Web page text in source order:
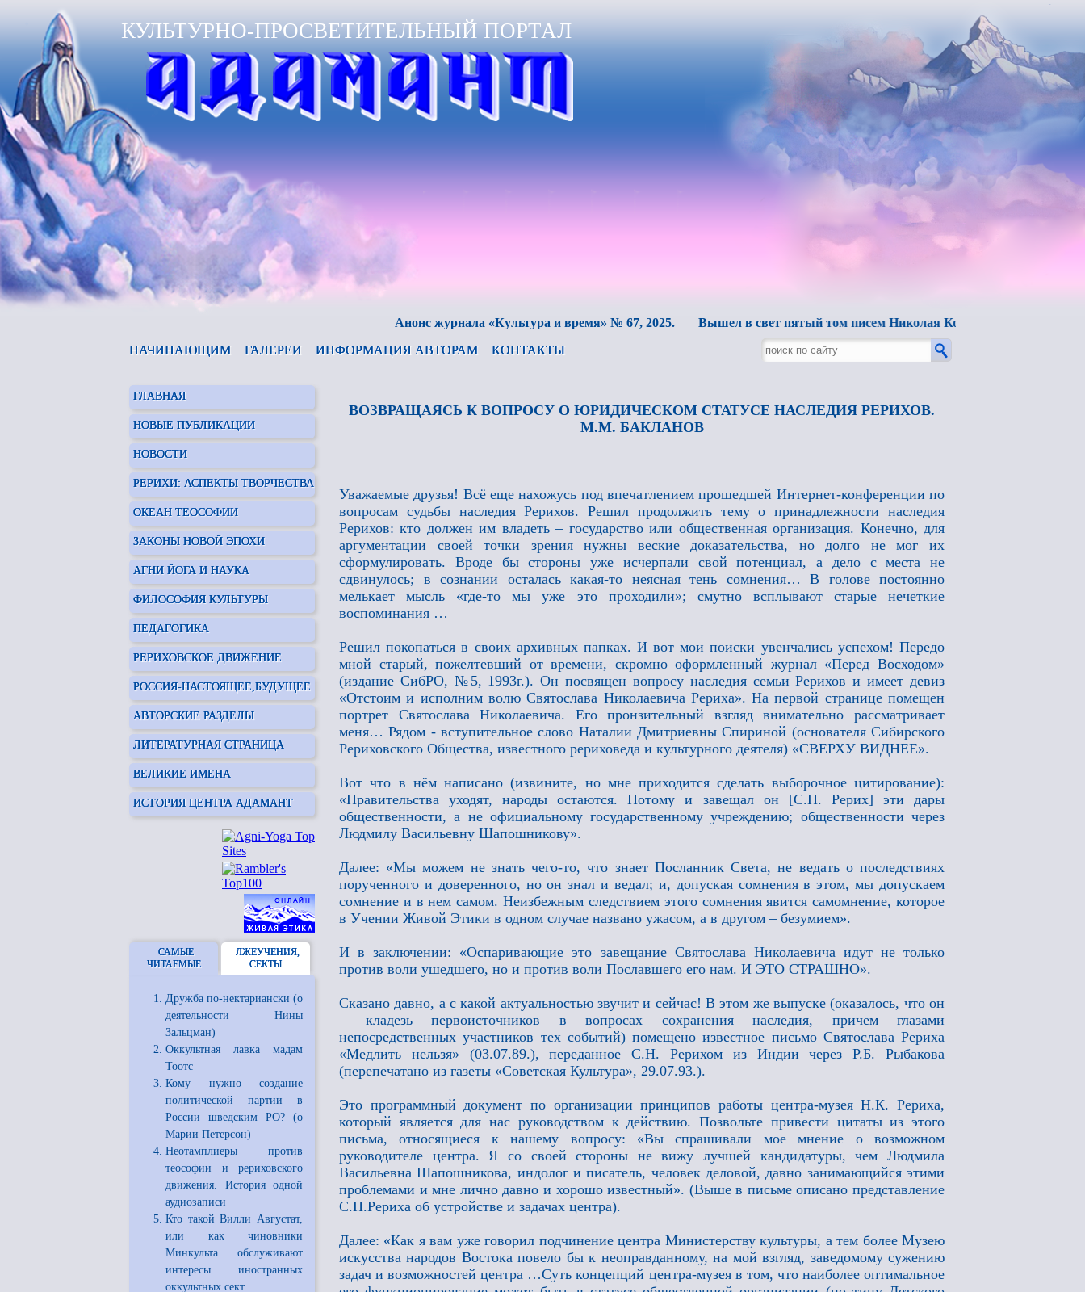
КУЛЬТУРНО-ПРОСВЕТИТЕЛЬНЫЙ ПОРТАЛ
Анонс журнала «Культура и время» № 67, 2025. Вышел в свет пятый том писем Николая Константиновича Рериха.
НАЧИНАЮЩИМ ГАЛЕРЕИ ИНФОРМАЦИЯ АВТОРАМ КОНТАКТЫ
ГЛАВНАЯ
НОВЫЕ ПУБЛИКАЦИИ
НОВОСТИ
РЕРИХИ: АСПЕКТЫ ТВОРЧЕСТВА
ОКЕАН ТЕОСОФИИ
ЗАКОНЫ НОВОЙ ЭПОХИ
АГНИ ЙОГА И НАУКА
ФИЛОСОФИЯ КУЛЬТУРЫ
ПЕДАГОГИКА
РЕРИХОВСКОЕ ДВИЖЕНИЕ
РОССИЯ-НАСТОЯЩЕЕ,БУДУЩЕЕ
АВТОРСКИЕ РАЗДЕЛЫ
ЛИТЕРАТУРНАЯ СТРАНИЦА
ВЕЛИКИЕ ИМЕНА
ИСТОРИЯ ЦЕНТРА АДАМАНТ
САМЫЕ
ЧИТАЕМЫЕ
ЛЖЕУЧЕНИЯ,
СЕКТЫ
Дружба по-нектариански (о
деятельности Нины
Зальцман)
Оккультная лавка мадам
Тоотс
Кому нужно создание
политической партии в
России шведским РО? (о
Марии Петерсон)
Неотамплиеры против
теософии и рериховского
движения. История одной
аудиозаписи
Кто такой Вилли Августат,
или как чиновники
Минкульта обслуживают
интересы иностранных
оккультных сект
ВОЗВРАЩАЯСЬ К ВОПРОСУ О ЮРИДИЧЕСКОМ СТАТУСЕ НАСЛЕДИЯ РЕРИХОВ.
М.М. БАКЛАНОВ
Уважаемые друзья! Всё еще нахожусь под впечатлением прошедшей Интернет-конференции по
вопросам судьбы наследия Рерихов. Решил продолжить тему о принадлежности наследия
Рерихов: кто должен им владеть – государство или общественная организация. Конечно, для
аргументации своей точки зрения нужны веские доказательства, но долго не мог их
сформулировать. Вроде бы стороны уже исчерпали свой потенциал, а дело с места не
сдвинулось; в сознании осталась какая-то неясная тень сомнения… В голове постоянно
мелькает мысль «где-то мы уже это проходили»; смутно всплывают старые нечеткие
воспоминания …
Решил покопаться в своих архивных папках. И вот мои поиски увенчались успехом! Передо
мной старый, пожелтевший от времени, скромно оформленный журнал «Перед Восходом»
(издание СибРО, №5, 1993г.). Он посвящен вопросу наследия семьи Рерихов и имеет девиз
«Отстоим и исполним волю Святослава Николаевича Рериха». На первой странице помещен
портрет Святослава Николаевича. Его пронзительный взгляд внимательно рассматривает
меня… Рядом - вступительное слово Наталии Дмитриевны Спириной (основателя Сибирского
Рериховского Общества, известного рериховеда и культурного деятеля) «СВЕРХУ ВИДНЕЕ».
Вот что в нём написано (извините, но мне приходится сделать выборочное цитирование):
«Правительства уходят, народы остаются. Потому и завещал он [С.Н. Рерих] эти дары
общественности, а не официальному государственному учреждению; общественности через
Людмилу Васильевну Шапошникову».
Далее: «Мы можем не знать чего-то, что знает Посланник Света, не ведать о последствиях
порученного и доверенного, но он знал и ведал; и, допуская сомнения в этом, мы допускаем
сомнение и в нем самом. Неизбежным следствием этого сомнения явится самомнение, которое
в Учении Живой Этики в одном случае названо ужасом, а в другом – безумием».
И в заключении: «Оспаривающие это завещание Святослава Николаевича идут не только
против воли ушедшего, но и против воли Пославшего его нам. И ЭТО СТРАШНО».
Сказано давно, а с какой актуальностью звучит и сейчас! В этом же выпуске (оказалось, что он
– кладезь первоисточников в вопросах сохранения наследия, причем глазами
непосредственных участников тех событий) помещено известное письмо Святослава Рериха
«Медлить нельзя» (03.07.89.), переданное С.Н. Рерихом из Индии через Р.Б. Рыбакова
(перепечатано из газеты «Советская Культура», 29.07.93.).
Это программный документ по организации принципов работы центра-музея Н.К. Рериха,
который является для нас руководством к действию. Позвольте привести цитаты из этого
письма, относящиеся к нашему вопросу: «Вы спрашивали мое мнение о возможном
руководителе центра. Я со своей стороны не вижу лучшей кандидатуры, чем Людмила
Васильевна Шапошникова, индолог и писатель, человек деловой, давно занимающийся этими
проблемами и мне лично давно и хорошо известный». (Выше в письме описано представление
С.Н.Рериха об устройстве и задачах центра).
Далее: «Как я вам уже говорил подчинение центра Министерству культуры, а тем более Музею
искусства народов Востока повело бы к неоправданному, на мой взгляд, заведомому сужению
задач и возможностей центра …Суть концепций центра-музея в том, что наиболее оптимальное